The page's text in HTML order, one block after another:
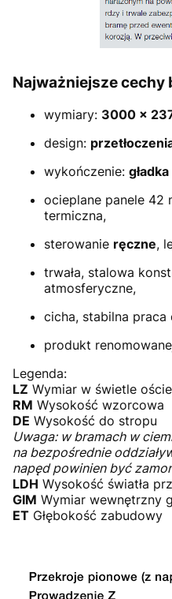
Najważniejsze cechy
wymiary: 3000 ×
design:
wykończenie:
ocieplane panele 42
termiczna,
sterowanie ręczne,
trwała, stalowa
atmosferyczne,
cicha, stabilna praca
produkt
Legenda:
LZ Wymiar w świetle
RM Wysokość wzorcowa
DE Wysokość do stropu
Uwaga: w bramach w
na bezpośrednie
napęd powinien być
LDH Wysokość światła
GIM Wymiar wewnętrzny
ET Głębokość zabudowy